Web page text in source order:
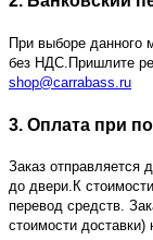
При выборе данного
без НДС.Пришлите
shop@carrabass.ru
3. Оплата при
Заказ отправляется
до двери.К
перевод средств.
стоимости